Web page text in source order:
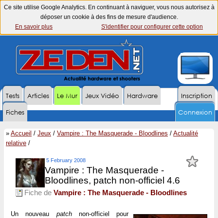
Ce site utilise Google Analytics. En continuant à naviguer, vous nous autorisez à
déposer un cookie à des fins de mesure d'audience.
En savoir plus
S'identifier pour configurer cette option
Inscription
Tests Articles Le Mur Jeux Vidéo
Hardware
Fiches
Connexion
» Accueil / Jeux / Vampire : The Masquerade - Bloodlines / Actualité
relative /
5 February 2008
Vampire : The Masquerade -
Bloodlines, patch non-officiel 4.6
Fiche de Vampire : The Masquerade - Bloodlines
Un nouveau patchnon-officiel pour